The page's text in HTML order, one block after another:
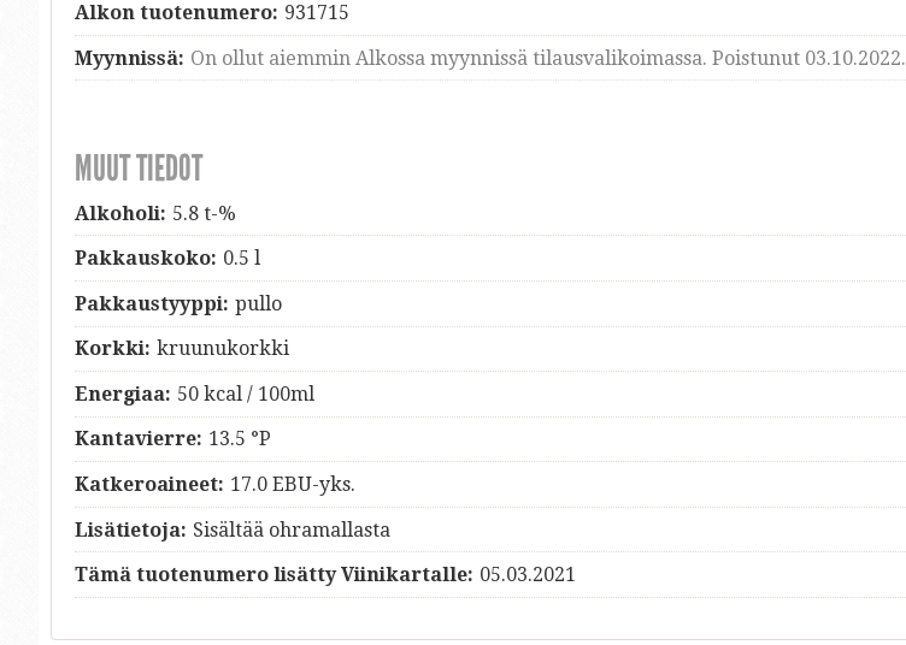
Alkon tuotenumero: 931715
Myynnissä: On ollut aiemmin Alkossa myynnissä tilausvalikoimassa. Poistunut 03.10.2022.
MUUT TIEDOT
Alkoholi: 5.8 t-%
Pakkauskoko: 0.5 l
Pakkaustyyppi: pullo
Korkki: kruunukorkki
Energiaa: 50 kcal / 100ml
Kantavierre: 13.5 °P
Katkeroaineet: 17.0 EBU-yks.
Lisätietoja: Sisältää ohramallasta
Tämä tuotenumero lisätty Viinikartalle: 05.03.2021